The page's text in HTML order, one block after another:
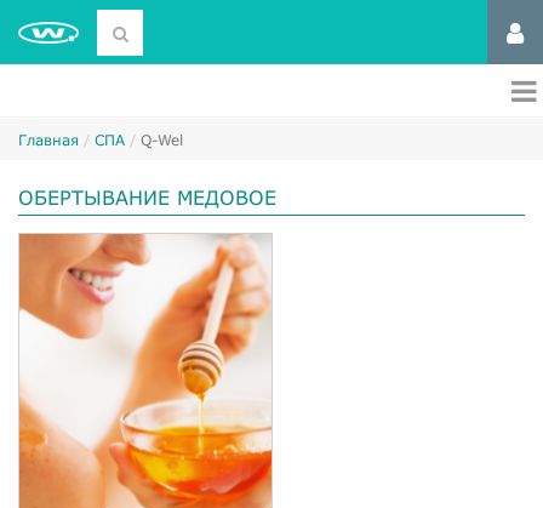
Главная СПА Q-Wel
ОБЕРТЫВАНИЕ МЕДОВОЕ